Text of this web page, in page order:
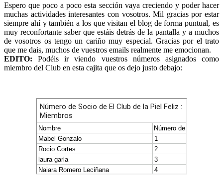
Espero que poco a poco esta sección vaya creciendo y poder hacer
muchas actividades interesantes con vosotros. Mil gracias por estar
siempre ahí y también a los que visitan el blog de forma puntual, es
muy reconfortante saber que estáis detrás de la pantalla y a muchos
de vosotros os tengo un cariño muy especial. Gracias por el trato
que me dais, muchos de vuestros emails realmente me emocionan.
EDITO: Podéis ir viendo vuestros números asignados como
miembro del Club en esta cajita que os dejo justo debajo: